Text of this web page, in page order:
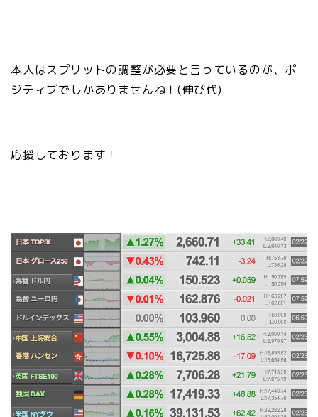
本人はスプリットの調整が必要と言っているのが、ポ
ジティブでしかありませんね！(伸び代)
応援しております！